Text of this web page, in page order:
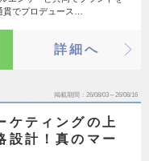
でプロデュース…
詳細へ
掲載期間 26/08/03～26/08/16
ケティングの上
設計！真のマー